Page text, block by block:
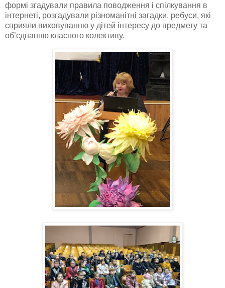
формі згадували правила поводження і спілкування в
інтернеті, розгадували різноманітні загадки, ребуси, які
сприяли виховуванню у дітей інтересу до предмету та
об’єднанню класного колективу.